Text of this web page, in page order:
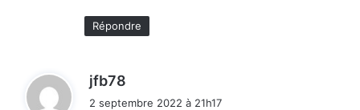
Répondre
jfb78
2 septembre 2022 à 21h17